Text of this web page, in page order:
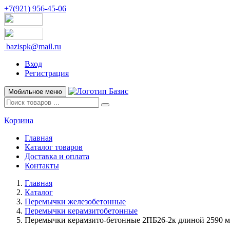
+7(921) 956-45-06
bazispk@mail.ru
Вход
Регистрация
Мобильное меню
Корзина
Главная
Каталог товаров
Доставка и оплата
Контакты
Главная
Каталог
Перемычки железобетонные
Перемычки керамзитобетонные
Перемычки керамзито-бетонные 2ПБ26-2к длиной 2590